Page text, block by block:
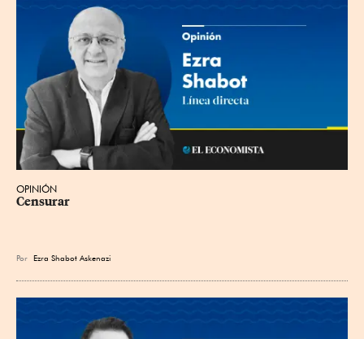
OPINIÓN
Censurar
Por Ezra Shabot Askenazi